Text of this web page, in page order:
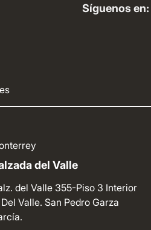
Síguenos en:
del Valle
del Valle 355-Piso 3 Interior
Valle. San Pedro Garza